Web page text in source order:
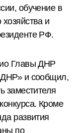
обучение в
и
РФ.
Главы ДНР
ДНР» и сообщил,
заместителя
Кроме
развития
по